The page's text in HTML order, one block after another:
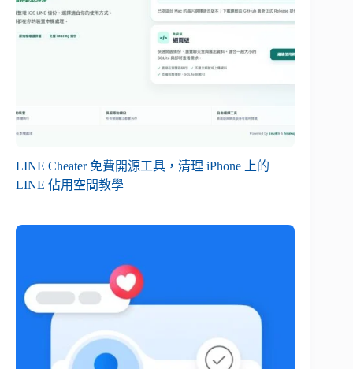
LINE Cheater 免費開源工具，清理 iPhone 上的
LINE 佔用空間教學